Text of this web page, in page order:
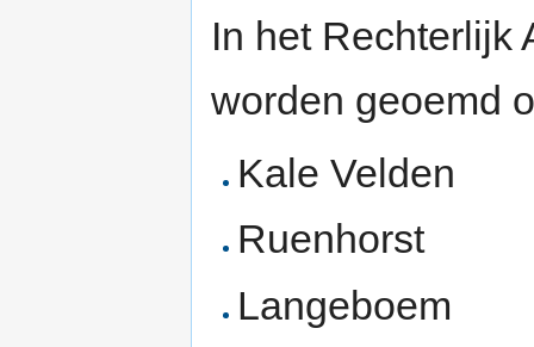
In het Rechterlijk
worden geoemd
Kale Velden
Ruenhorst
Langeboem